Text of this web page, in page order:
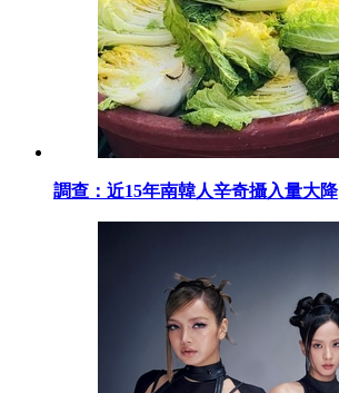
調查：近15年南韓人辛奇攝入量大降